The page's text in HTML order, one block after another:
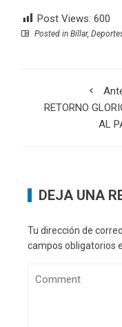
Post Views: 600
Posted in Billar,
RETORNO
AL
DEJA UNA
Tu dirección de
campos obligatorios